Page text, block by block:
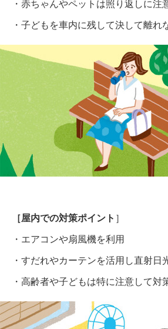
・赤ちゃんやペットは照り返しに注
・子どもを車内に残して決して離れ
［屋内での対策ポイント ］
・エアコンや扇風機を利用
・すだれやカーテンを活用し直射日
・高齢者や子どもは特に注意して対